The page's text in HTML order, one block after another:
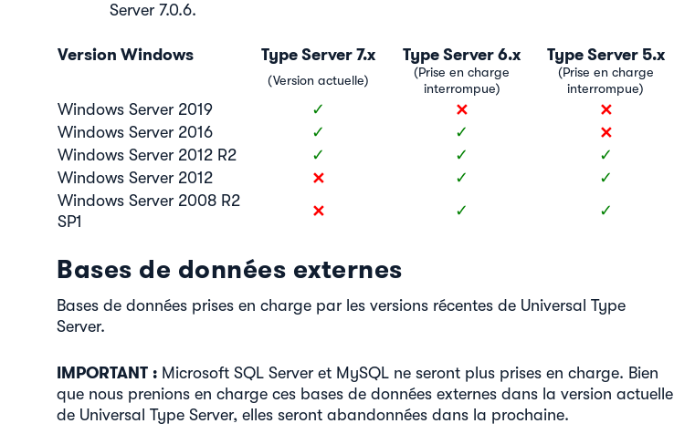
Server 7.0.6.
Version Windows Type Server 7.x Type Server 6.x Type Server 5.x
(Version actuelle)
(Prise en charge
interrompue)
(Prise en charge
interrompue)
Windows Server 2019 ✓ ✕ ✕
Windows Server 2016 ✓ ✓ ✕
Windows Server 2012 R2 ✓ ✓
✓
Windows Server 2012
✕ ✓
✓
Windows Server 2008 R2
SP1
✕ ✓ ✓
Bases de données externes
Bases de données prises en charge par les versions récentes de Universal Type
Server.
IMPORTANT : Microsoft SQL Server et MySQL ne seront plus prises en charge. Bien
que nous prenions en charge ces bases de données externes dans la version actuelle
de Universal Type Server, elles seront abandonnées dans la prochaine.